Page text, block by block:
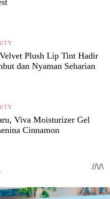
Plush Lip Tint Hadir
dan Nyaman Seharian
Viva Moisturizer Gel
Cinnamon